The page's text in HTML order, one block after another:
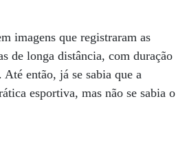
imagens que registraram as
de longa distância, com duração
. Até então, já se sabia que a
esportiva, mas não se sabia o